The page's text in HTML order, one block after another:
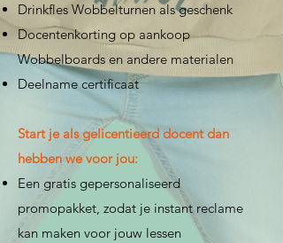
Drinkfles Wobbelturnen als geschenk
Docentenkorting op aankoop
Wobbelboards en andere materialen
Deelname certificaat
Start je als gelicentieerd docent dan
hebben we voor jou:
Een gratis gepersonaliseerd
promopakket, zodat je instant reclame
kan maken voor jouw lessen